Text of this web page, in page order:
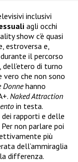
inclusivi
agli occhi
show c’è quasi
estroversa e,
il percorso
di turno
vero che non sono
Donnehanno
Naked Attraction
in testa.
rapporti e delle
non parlare poi
più
dell’ammiraglia
differenza.